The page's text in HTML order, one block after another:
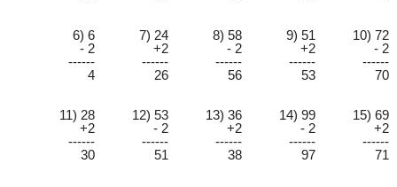
6) 6 7) 24 8) 58 9) 51
10) 72
- 2
+2 - 2 +2
- 2
------
------ ------ ------
------
4
26 56 53 70
11) 28 12) 53 13) 36 14) 99
15) 69
+2
- 2 +2 - 2
+2
------
------ ------ ------
------
30
51 38 97 71